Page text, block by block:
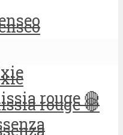
rouge 🔴
rouge 🔴